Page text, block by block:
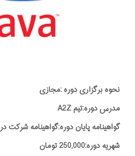
نحوه برگزاری دوره :مجازی
مدرس دوره:تیم A2Z
گواهینامه پایان دوره:گواهینامه شرکت
شهریه دوره:250,000 تومان